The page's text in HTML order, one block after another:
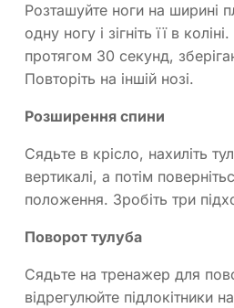
Розташуйте ноги на ширині
одну ногу і зігніть її в
протягом 30 секунд,
Повторіть на іншій нозі.
Розширення спини
Сядьте в крісло, нахиліть
вертикалі, а потім
положення. Зробіть три
Поворот тулуба
Сядьте на тренажер для
відрегулюйте підлокітники